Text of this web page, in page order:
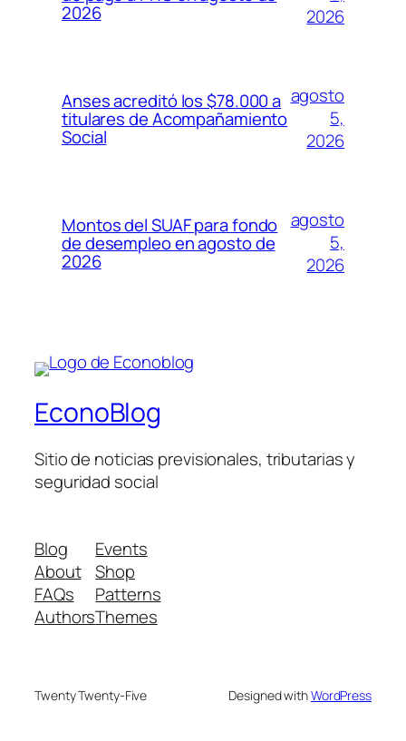
2026
2026
Anses acreditó los $78.000 a
titulares de Acompañamiento
Social
agosto
5,
2026
Montos del SUAF para fondo
de desempleo en agosto de
2026
agosto
5,
2026
EconoBlog
Sitio de noticias previsionales, tributarias y
seguridad social
Blog
About
FAQs
Authors
Events
Shop
Patterns
Themes
Twenty Twenty-Five Designed withWordPress